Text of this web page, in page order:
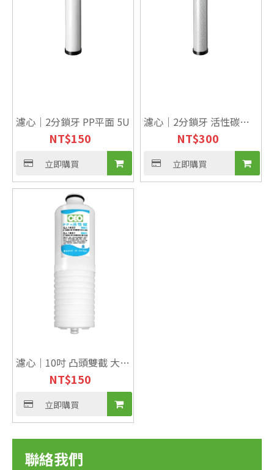
濾心｜2分鎖牙 PP平面 5U
NT$150
立即購買
濾心｜2分鎖牙 活性碳
NT$300
立即購買
濾心｜10吋 凸頭雙截 大陸
製【適用UF12】
NT$150
立即購買
聯絡我們